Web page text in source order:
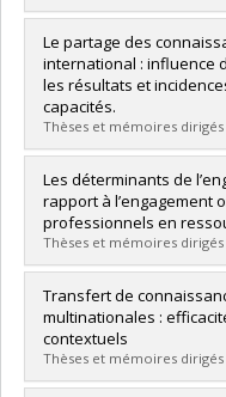
Diplômé(e) :Traoré,
Cycle :Doctorat
Diplôme obtenu :Ph. D.
Lien vers le document
Le partage des
international : influence
les résultats et
capacités.
Thèses et mémoires dirigés
Diplômé(e) :Leroux,
Cycle :Doctorat
Diplôme obtenu :Ph. D.
Lien vers le document
Les déterminants de
rapport à l’engagement
professionnels en
Thèses et mémoires dirigés
Diplômé(e) :Ngalle,
Cycle :Maîtrise
Diplôme obtenu :
Lien vers le document
Transfert de
multinationales :
contextuels
Thèses et mémoires dirigés